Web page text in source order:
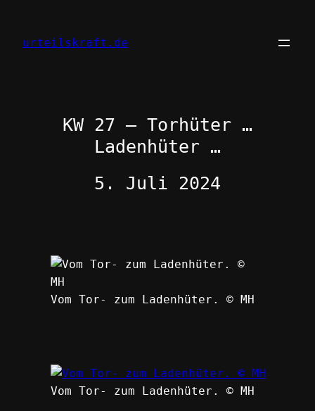
springen
urteilskraft.de
KW 27 – Torhüter …
Ladenhüter …
5. Juli 2024
Vom Tor- zum Ladenhüter. © MH
Vom Tor- zum Ladenhüter. © MH